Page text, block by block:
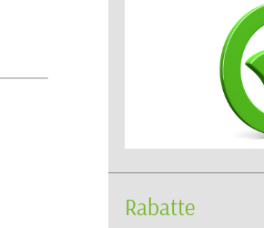
Rabatte